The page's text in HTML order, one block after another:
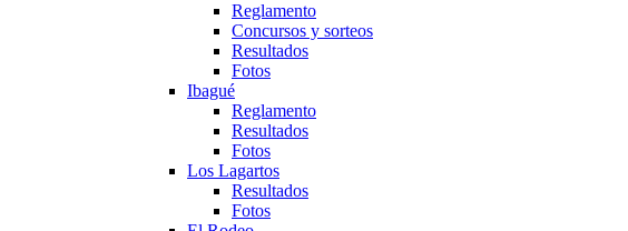
Reglamento
Concursos y sorteos
Resultados
Fotos
Ibagué
Reglamento
Resultados
Fotos
Los Lagartos
Resultados
Fotos